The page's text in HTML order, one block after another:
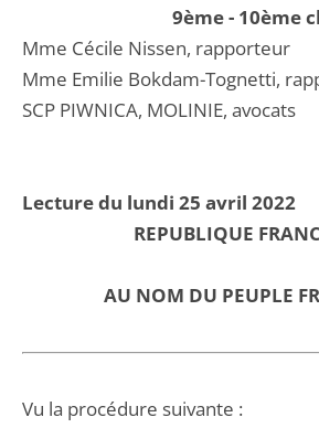
9ème - 10ème
Mme Cécile Nissen, rapporteur
Mme Emilie Bokdam-Tognetti,
SCP PIWNICA, MOLINIE, avocats
Lecture du lundi 25 avril 2022
REPUBLIQUE
AU NOM DU PEUPLE
Vu la procédure suivante :